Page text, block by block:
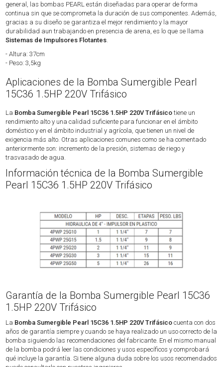
general, las bombas PEARL están diseñadas para operar de forma
continua sin que se comprometa la duración de sus componentes. Además,
gracias a su diseño se garantiza el mejor rendimiento y la mayor
durabilidad aun trabajando en presencia de arena, es lo que se llama
Sistemas de Impulsores Flotantes.
- Altura: 37cm
- Peso: 3,5kg
Aplicaciones de la Bomba Sumergible Pearl
15C36 1.5HP 220V Trifásico
La Bomba Sumergible Pearl 15C36 1.5HP 220V Trifásicotiene un
rendimiento alto y una calidad suficiente para funcionar en el ámbito
doméstico y en el ámbito industrial y agrícola, que tienen un nivel de
exigencia más alto. Otras aplicaciones comunes como se ha comentado
anteriormente son: incremento de la presión, sistemas de riego y
trasvasado de agua.
Información técnica de la Bomba Sumergible
Pearl 15C36 1.5HP 220V Trifásico
Garantía de la Bomba Sumergible Pearl 15C36
1.5HP 220V Trifásico
La Bomba Sumergible Pearl 15C36 1.5HP 220V Trifásico cuenta con dos
años de garantía siempre y cuando se haya realizado un uso correcto de la
bomba siguiendo las recomendaciones del fabricante. En el mismo manual
de la bomba podrá leer las condiciones y usos específicos y comprobará
qué incluye la garantía. Si tiene alguna duda sobre los usos recomendados